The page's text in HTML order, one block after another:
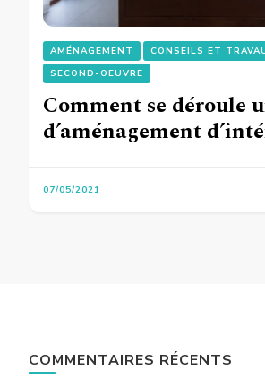
AMÉNAGEMENT
CONSEILS ET
SECOND-OEUVRE
Comment se déroule
d’aménagement
07/05/2021
COMMENTAIRES RÉCENTS